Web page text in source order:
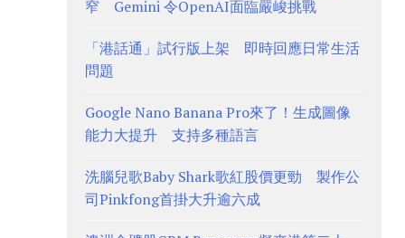
窄 Gemini 令OpenAI面臨嚴峻挑戰
「港話通」試行版上架 即時回應日常生活
問題
Google Nano Banana Pro來了！生成圖像
能力大提升 支持多種語言
洗腦兒歌Baby Shark歌紅股價更勁 製作公
司Pinkfong首掛大升逾六成